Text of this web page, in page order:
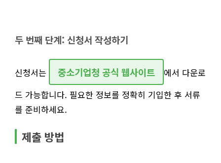
두 번째 단계: 신청서 작성하기
신청서는 중소기업청 공식 웹사이트
에서 다운로
드 가능합니다. 필요한 정보를 정확히 기입한 후 서류
를 준비하세요.
제출 방법